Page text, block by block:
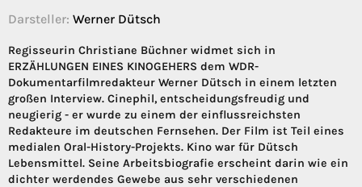
Darsteller: Werner Dütsch
Regisseurin Christiane Büchner widmet sich in
ERZÄHLUNGEN EINES KINOGEHERS dem WDR-
Dokumentarfilmredakteur Werner Dütsch in einem letzten
großen Interview. Cinephil, entscheidungsfreudig und
neugierig - er wurde zu einem der einflussreichsten
Redakteure im deutschen Fernsehen. Der Film ist Teil eines
medialen Oral-History-Projekts. Kino war für Dütsch
Lebensmittel. Seine Arbeitsbiografie erscheint darin wie ein
dichter werdendes Gewebe aus sehr verschiedenen